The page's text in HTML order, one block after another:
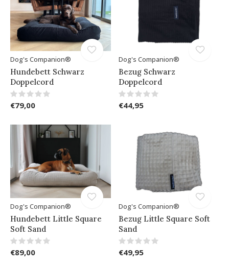
Dog's Companion®
Hundebett Schwarz
Doppelcord
€79,00
Dog's Companion®
Bezug Schwarz
Doppelcord
€44,95
Dog's Companion®
Hundebett Little Square
Soft Sand
€89,00
Dog's Companion®
Bezug Little Square Soft
Sand
€49,95